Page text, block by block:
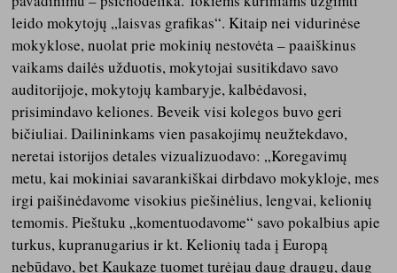
leido mokytojų „laisvas grafikas“. Kitaip nei vidurinėse
mokyklose, nuolat prie mokinių nestovėta – paaiškinus
vaikams dailės užduotis, mokytojai susitikdavo savo
auditorijoje, mokytojų kambaryje, kalbėdavosi,
prisimindavo keliones. Beveik visi kolegos buvo geri
bičiuliai. Dailininkams vien pasakojimų neužtekdavo,
neretai istorijos detales vizualizuodavo: „Koregavimų
metu, kai mokiniai savarankiškai dirbdavo mokykloje, mes
irgi paišinėdavome visokius piešinėlius, lengvai, kelionių
temomis. Pieštuku „komentuodavome“ savo pokalbius apie
turkus, kupranugarius ir kt. Kelionių tada į Europą
nebūdavo, bet Kaukaze tuomet turėjau daug draugų, daug